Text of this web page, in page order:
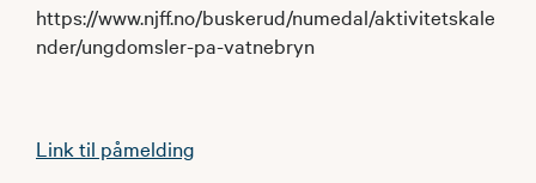
https://www.njff.no/buskerud/numedal/aktivitetskale
nder/ungdomsler-pa-vatnebryn
Link til påmelding